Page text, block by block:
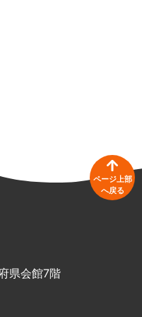
ページ上部
へ戻る
県会館7階